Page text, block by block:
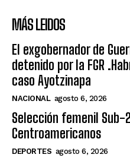
MÁS LEIDOS
El exgobernador de
detenido por la FGR
caso Ayotzinapa
NACIONAL agosto 6, 2026
Selección femenil Sub-
Centroamericanos
DEPORTES agosto 6, 2026